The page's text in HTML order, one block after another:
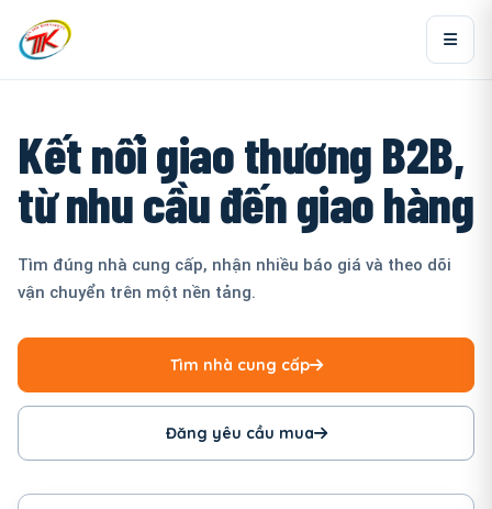
Kết nối giao thương B2B,
từ nhu cầu đến giao hàng
Tìm đúng nhà cung cấp, nhận nhiều báo giá và theo dõi
vận chuyển trên một nền tảng.
Tìm nhà cung cấp
Đăng yêu cầu mua